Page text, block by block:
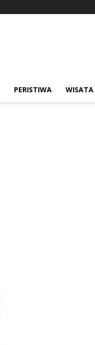
PERISTIWA WISATA